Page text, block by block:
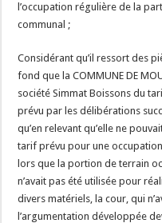
l’occupation régulière de la
communal ;
Considérant qu’il ressort des
fond que la COMMUNE DE
société Simmat Boissons du
prévu par les délibérations
qu’en relevant qu’elle ne
tarif prévu pour une
lors que la portion de terrain
n’avait pas été utilisée pour
divers matériels, la cour, qui
l’argumentation développée